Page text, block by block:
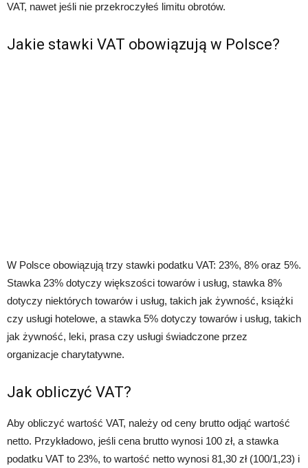
VAT, nawet jeśli nie przekroczyłeś limitu obrotów.
Jakie stawki VAT obowiązują w Polsce?
W Polsce obowiązują trzy stawki podatku VAT: 23%, 8% oraz 5%.
Stawka 23% dotyczy większości towarów i usług, stawka 8%
dotyczy niektórych towarów i usług, takich jak żywność, książki
czy usługi hotelowe, a stawka 5% dotyczy towarów i usług, takich
jak żywność, leki, prasa czy usługi świadczone przez
organizacje charytatywne.
Jak obliczyć VAT?
Aby obliczyć wartość VAT, należy od ceny brutto odjąć wartość
netto. Przykładowo, jeśli cena brutto wynosi 100 zł, a stawka
podatku VAT to 23%, to wartość netto wynosi 81,30 zł (100/1,23) i